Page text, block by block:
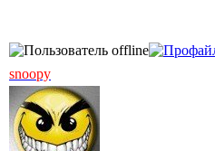
snoopy